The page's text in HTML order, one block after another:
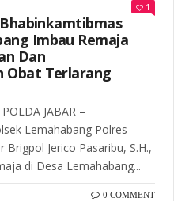
1
Imbau Remaja
Dan
Obat Terlarang
JABAR –
Lemahabang Polres
Brigpol Jerico Pasaribu, S.H.,
di Desa Lemahabang...
0 COMMENT